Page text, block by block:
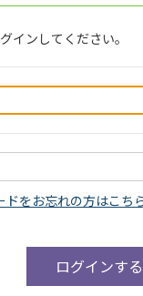
インしてください。